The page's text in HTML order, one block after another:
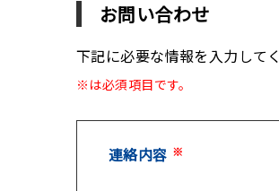
お問い合わせ
下記に必要な情報を入力して
※は必須項目です。
連絡内容 ※